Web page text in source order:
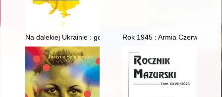
Na dalekiej Ukrainie : gdzie zaginęła polska polityka
Rok 1945 : Armia Czerwona